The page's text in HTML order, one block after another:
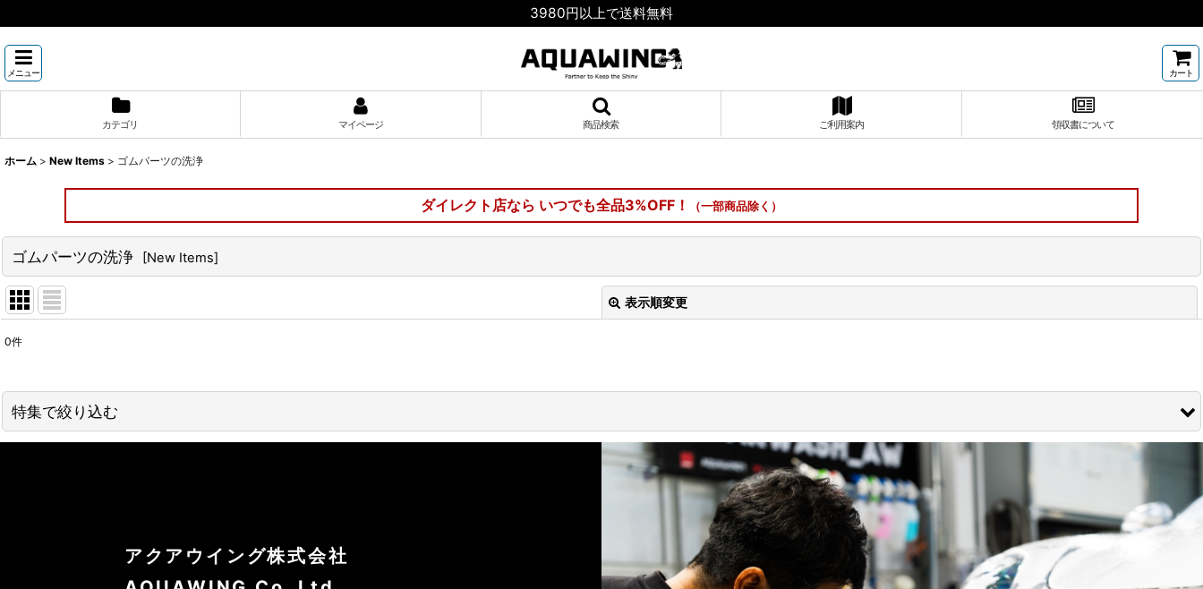
3980円以上で送料無料
メニュー カート
カテゴリ マイページ 商品検索 ご利用案内 領収書について
ホーム > New Items > ゴムパーツの洗浄
ダイレクト店なら いつでも全品3%OFF！ （一部商品除く）
ゴムパーツの洗浄 [New Items]
表示順変更
並び順 :
絞り込む
0件
特集で絞り込む
PHリフレッシュシャンプー洗車
アクアウイング株式会社